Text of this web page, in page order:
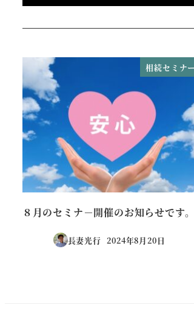
相続セミナー
８月のセミナ－開催のお知らせです。
長妻光行
投稿日
2024年8月20日